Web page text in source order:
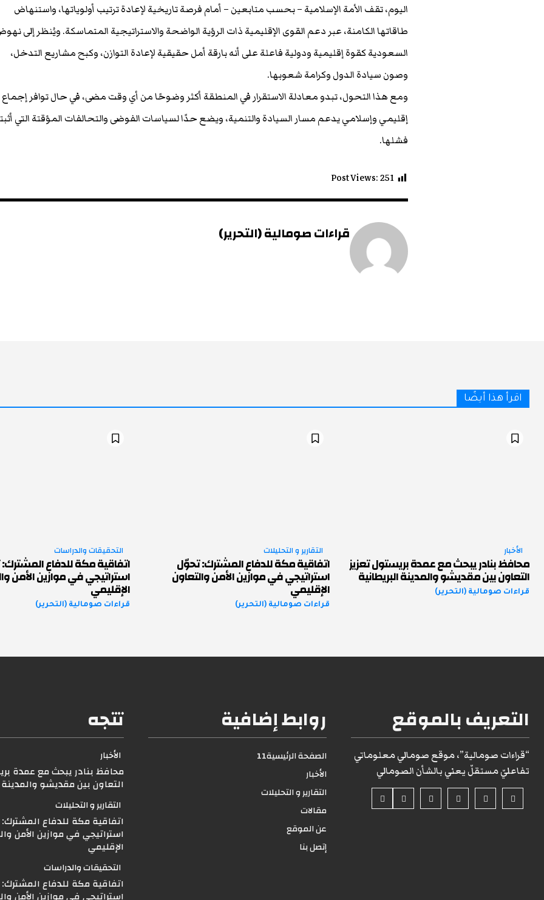
اليوم، تقف الأمة الإسلامية – بحسب متابعين – أمام فرصة تاريخية لإعادة ترتيب أولوياتها، واستنهاض
طاقاتها الكامنة، عبر دعم القوى الإقليمية ذات الرؤية الواضحة والاستراتيجية المتماسكة. ويُنظر إلى
السعودية كقوة إقليمية ودولية فاعلة على أنه بارقة أمل حقيقية لإعادة التوازن، وكبح مشاريع التدخل،
وصون سيادة الدول وكرامة شعوبها.
ومع هذا التحول، تبدو معادلة الاستقرار في المنطقة أكثر وضوحًا من أي وقت مضى، في حال توافر إجماع
إقليمي وإسلامي يدعم مسار السيادة والتنمية، ويضع حدًا لسياسات الفوضى والتحالفات المؤقتة التي
فشلها.
Post Views:251
قراءات صومالية (التحرير)
اقرأ هذا أيضًا
الأخبار
محافظ بنادر يبحث مع عمدة بريستول تعزيز
التعاون بين مقديشو والمدينة البريطانية
قراءات صومالية (التحرير)
التقارير و التحليلات
اتفاقية مكة للدفاع المشترك: تحوّل
استراتيجي في موازين الأمن والتعاون
الإقليمي
قراءات صومالية (التحرير)
التحقيقات والدراسات
اتفاقية مكة للدفاع
استراتيجي في موازين الأمن
الإقليمي
قراءات صومالية (التحرير)
تتجه
الأخبار
محافظ بنادر يبحث مع عمدة
التعاون بين مقديشو والمدينة
التقارير و التحليلات
اتفاقية مكة للدفاع
استراتيجي في موازين الأمن
الإقليمي
التحقيقات والدراسات
اتفاقية مكة للدفاع
استراتيجي في موازين الأمن
روابط إضافية
الصفحة الرئيسية11
الأخبار
التقارير و التحليلات
مقالات
عن الموقع
إتصل بنا
التعريف بالموقع
“قراءات صومالية”، موقع صومالي معلوماتي
تفاعليّ مستقلّ يعني بالشأن الصومالي